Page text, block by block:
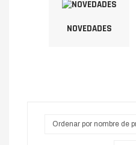
NOVEDADES
Ordenar por nombre de